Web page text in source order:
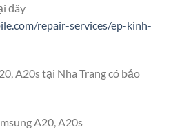
đây
repair-services/ep-kinh-
A20s tại Nha Trang có bảo
A20, A20s